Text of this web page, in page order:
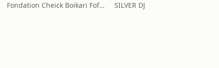
Fondation Cheick Boikari Fofana SILVER DJ